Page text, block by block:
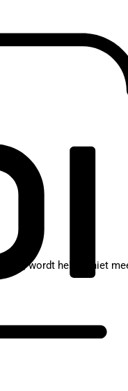
wordt helaas niet